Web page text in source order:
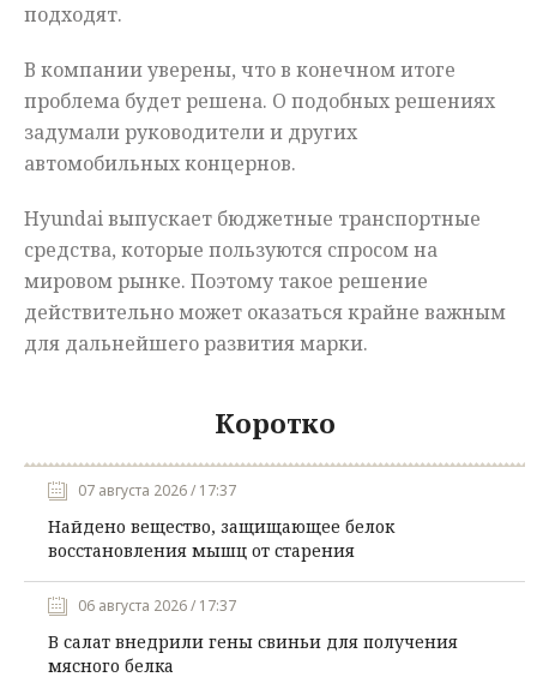
подходят.
В компании уверены, что в конечном итоге
проблема будет решена. О подобных решениях
задумали руководители и других
автомобильных концернов.
Hyundai выпускает бюджетные транспортные
средства, которые пользуются спросом на
мировом рынке. Поэтому такое решение
действительно может оказаться крайне важным
для дальнейшего развития марки.
Коротко
07 августа 2026 / 17:37
Найдено вещество, защищающее белок
восстановления мышц от старения
06 августа 2026 / 17:37
В салат внедрили гены свиньи для получения
мясного белка